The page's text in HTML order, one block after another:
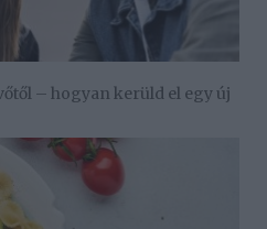
– hogyan kerüld el egy új